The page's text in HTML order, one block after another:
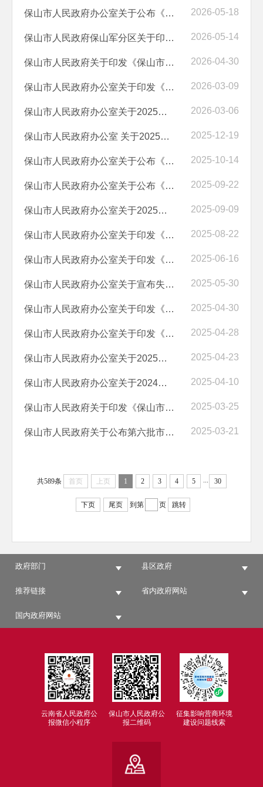
保山市人民政府办公室关于公布《保山市行政审批中介服务事项目录（2026... 2026-05-18
保山市人民政府保山军分区关于印发《保山市民兵权益保障及优待优惠目录... 2026-05-14
保山市人民政府关于印发《保山市国民经济和社会发展第十五个五年规划纲... 2026-04-30
保山市人民政府办公室关于印发《促进保山市房地产高质量发展政策工具箱... 2026-03-09
保山市人民政府办公室关于2025年第四季度全市政府网站和政府系统政务新... 2026-03-06
保山市人民政府办公室 关于2025年三季度全市政府网站和政府系统政务新媒... 2025-12-19
保山市人民政府办公室关于公布《保山市行政许可事项清单 （2025年版）》... 2025-10-14
保山市人民政府办公室关于公布《保山市政务服务中心进驻事项负面清单（2... 2025-09-22
保山市人民政府办公室关于2025年二季度全市政府网站和政府系统政务新媒... 2025-09-09
保山市人民政府办公室关于印发《保山市推进第三轮爱国卫生“7个专项行动... 2025-08-22
保山市人民政府办公室关于印发《保山市 2025年提振消费专项行动方案》的... 2025-06-16
保山市人民政府办公室关于宣布失效 《保山市建立非警务类报警求助联动处... 2025-05-30
保山市人民政府办公室关于印发《保山市自然灾害救助应急预案》的通知 2025-04-30
保山市人民政府办公室关于印发《保山市 全面推行“综合查一次”严格规范... 2025-04-28
保山市人民政府办公室关于2025年一季度全市政府网站和政府系统政务新媒... 2025-04-23
保山市人民政府办公室关于2024年度政务公开工作考核情况的通报 2025-04-10
保山市人民政府关于印发《保山市人民政府2025年度重大行政决策事项目录... 2025-03-25
保山市人民政府关于公布第六批市级非物质文化遗产代表性项目保护名录的通知 2025-03-21
共589条 首页 上页 1 2 3 4 5 ... 30
下页 尾页 到第 页 跳转
政府部门 县区政府
推荐链接 省内政府网站
国内政府网站
云南省人民政府公
报微信小程序
保山市人民政府公
报二维码
征集影响营商环境
建设问题线索